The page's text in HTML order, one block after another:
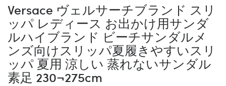
Versace ヴェルサーチブランド スリ
ッパ レディース お出かけ用サンダ
ルハイブランド ビーチサンダルメ
ンズ向けスリッパ夏履きやすいスリ
ッパ 夏用 涼しい 蒸れないサンダル
素足 230¬275cm